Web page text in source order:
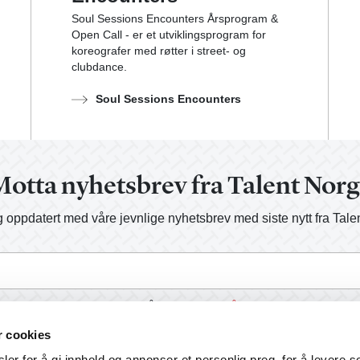
cookies
Soul Sessions Encounters Årsprogram &
Open Call - er et utviklingsprogram for
koreografer med røtter i street- og
clubdance.
Soul Sessions Encounters
nyhetsbrev fra Talent
oppdatert med våre jevnlige nyhetsbrev med siste nytt fra